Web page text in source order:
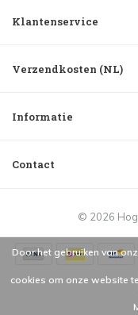
Klantenservice
Verzendkosten (NL)
Informatie
Contact
© 2026
Door het gebruiken van
cookies om onze website